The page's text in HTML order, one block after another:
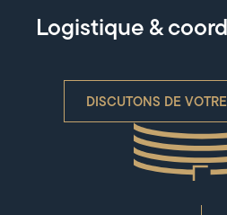
Logistique &
DISCUTONS DE